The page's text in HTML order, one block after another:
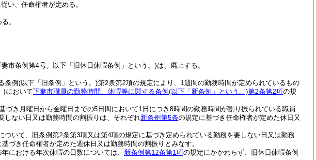
い、任命権者が定める。
。
市条例第4号。以下「旧休日休暇条例」という。)は、廃止する。
条例(以下「旧条例」という。)第2条第2項の規定により、1週間の勤務時間が定められているもの
)において下妻市職員の勤務時間、休暇等に関する条例(以下「新条例」という。)第2条第2項の規
づき月曜日から金曜日までの5日間において1日につき8時間の勤務時間が割り振られている職員
しない日又は勤務時間の割振りは、それぞれ新条例第5条の規定に基づき任命権者が定めた休日又
ついて、旧条例第2条第3項又は第4項の規定に基づき定められている勤務を要しない日又は勤務
づき任命権者が定めた週休日又は勤務時間の割振りとみなす。
における年次休暇の日数については、 新条例第12条第1項の規定にかかわらず、旧休日休暇条例